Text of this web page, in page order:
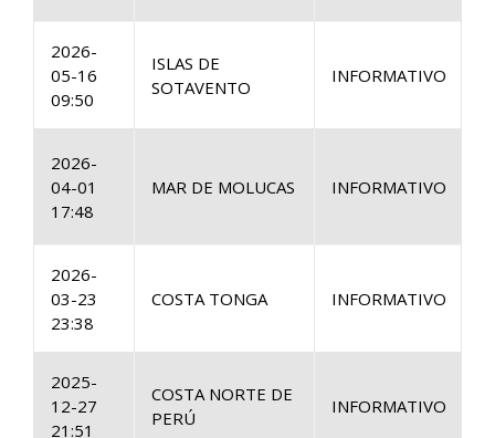
2026-
05-16
09:50
ISLAS DE
SOTAVENTO
INFORMATIVO
2026-
04-01
17:48
MAR DE MOLUCAS INFORMATIVO
2026-
03-23
23:38
COSTA TONGA INFORMATIVO
2025-
12-27
21:51
COSTA NORTE DE
PERÚ
INFORMATIVO